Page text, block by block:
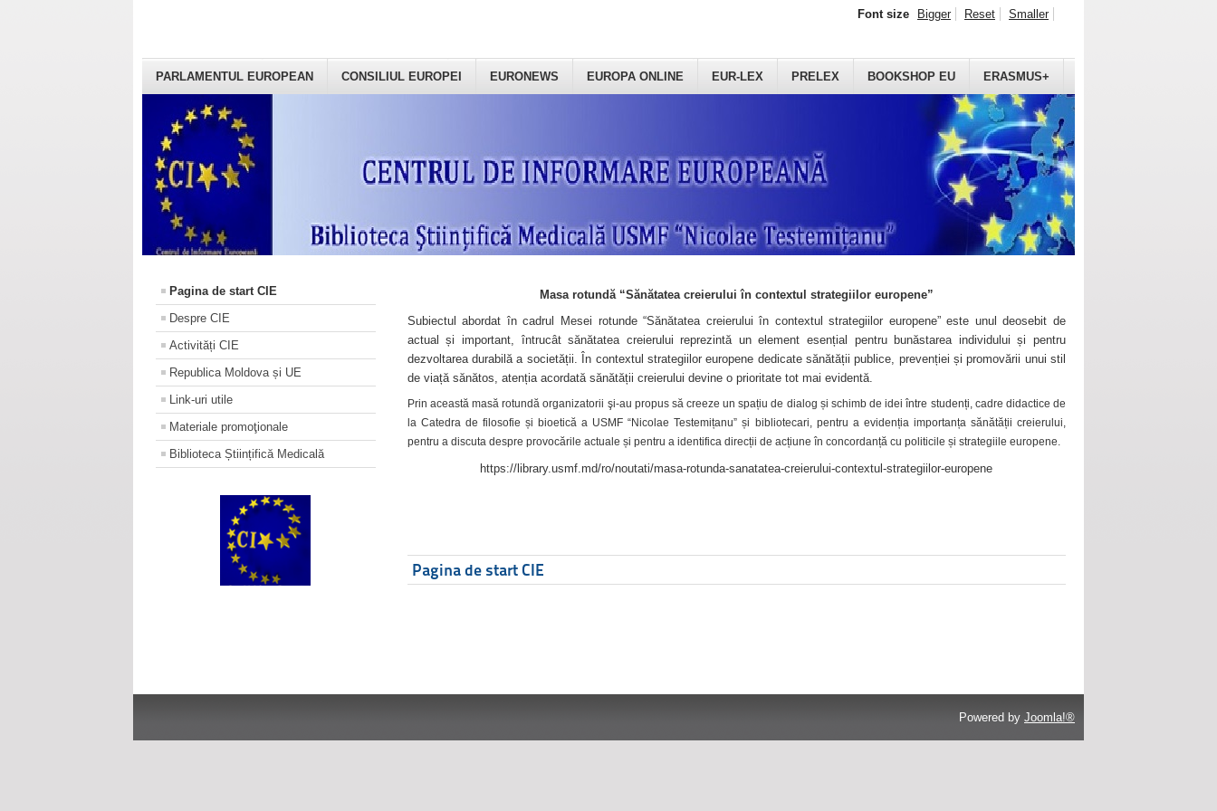
PARLAMENTUL EUROPEAN CONSILIUL EUROPEI EURONEWS EUROPA ONLINE EUR-LEX PRELEX BOOKSHOP EU ERASMUS+
Font size Bigger Reset Smaller
Pagina de start CIE
Despre CIE
Activități CIE
Republica Moldova și UE
Link-uri utile
Materiale promoţionale
Biblioteca Științifică Medicală
Masa rotundă “Sănătatea creierului în contextul strategiilor europene”
Subiectul abordat în cadrul Mesei rotunde “Sănătatea creierului în contextul strategiilor europene” este unul deosebit de
actual și important, întrucât sănătatea creierului reprezintă un element esențial pentru bunăstarea individului și pentru
dezvoltarea durabilă a societății. În contextul strategiilor europene dedicate sănătății publice, prevenției și promovării unui stil
de viață sănătos, atenția acordată sănătății creierului devine o prioritate tot mai evidentă.
Prin această masă rotundă organizatorii şi-au propus să creeze un spațiu de dialog și schimb de idei între studenți, cadre didactice de
la Catedra de filosofie și bioetică a USMF “Nicolae Testemițanu” și bibliotecari, pentru a evidenția importanța sănătății creierului,
pentru a discuta despre provocările actuale și pentru a identifica direcții de acțiune în concordanță cu politicile și strategiile europene.
https://library.usmf.md/ro/noutati/masa-rotunda-sanatatea-creierului-contextul-strategiilor-europene
Pagina de start CIE
Powered by Joomla!®